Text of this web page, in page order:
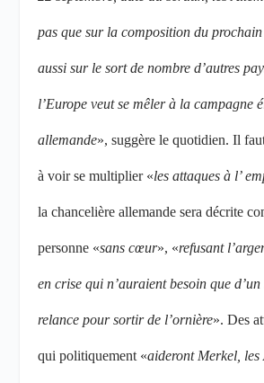
pas que sur la composition du
aussi sur le sort de nombre d’autres
l’Europe veut se mêler à la campagne
allemande», suggère le quotidien. Il
à voir se multiplier «les attaques à l’
la chancelière allemande sera décrite
personne «sans cœur», «refusant
en crise qui n’auraient besoin que
relance pour sortir de l’ornière». Des
qui politiquement «aideront Merkel, les